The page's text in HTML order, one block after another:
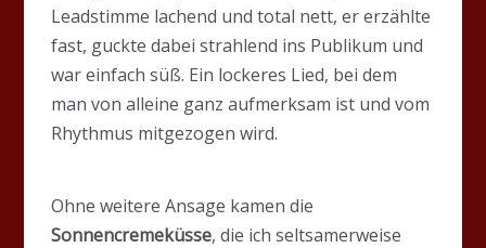
Leadstimme lachend und total nett, er erzählte
fast, guckte dabei strahlend ins Publikum und
war einfach süß. Ein lockeres Lied, bei dem
man von alleine ganz aufmerksam ist und vom
Rhythmus mitgezogen wird.
Ohne weitere Ansage kamen die
Sonnencremeküsse, die ich seltsamerweise